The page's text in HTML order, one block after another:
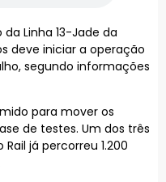
Linha 13-Jade da
deve iniciar a operação
segundo informações
para mover os
de testes. Um dos três
já percorreu 1.200